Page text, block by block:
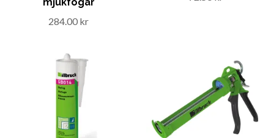
mjukfogar
284.00 kr